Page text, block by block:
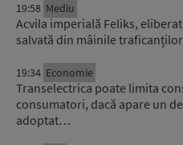
19:58 Mediu
Acvila imperială Feliks,
salvată din mâinile
19:34 Economie
Transelectrica poate limita
consumatori, dacă apare un
adoptat…